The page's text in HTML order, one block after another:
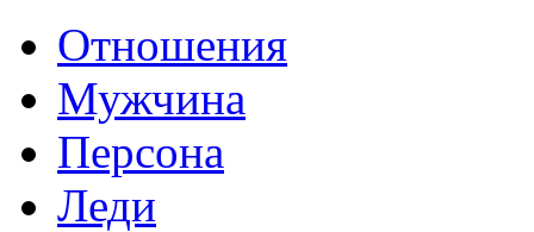
Отношения
Мужчина
Персона
Леди